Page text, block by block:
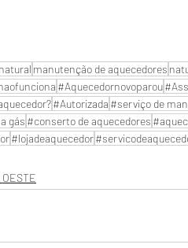
manutenção de aquecedores
#Aquecedornovoparou
#Autorizada #serviço de
gás #conserto de aquecedores
#lojadeaquecedor